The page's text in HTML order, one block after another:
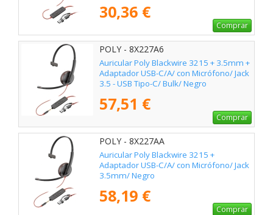
30,36 €
Comprar
POLY - 8X227A6
Auricular Poly Blackwire 3215 + 3.5mm +
Adaptador USB-C/A/ con Micrófono/ Jack
3.5 - USB Tipo-C/ Bulk/ Negro
57,51 €
Comprar
POLY - 8X227AA
Auricular Poly Blackwire 3215 +
Adaptador USB-C/A/ con Micrófono/ Jack
3.5mm/ Negro
58,19 €
Comprar